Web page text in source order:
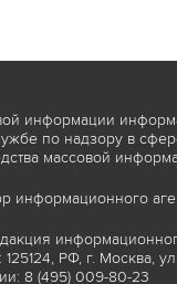
информации
по надзору в
массовой
информационного
РФ, г. Москва,
8 (495) 009-80-23